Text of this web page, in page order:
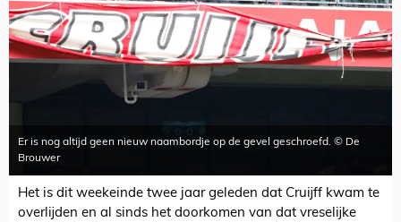
Er is nog altijd geen nieuw naambordje op de gevel geschroefd. © De
Brouwer
Het is dit weekeinde twee jaar geleden dat Cruijff kwam te
overlijden en al sinds het doorkomen van dat vreselijke